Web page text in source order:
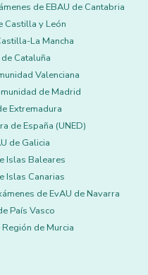
de EBAU de Cantabria
Castilla y León
La Mancha
Cataluña
Valenciana
de Madrid
Extremadura
de España (UNED)
de Galicia
Islas Baleares
Islas Canarias
de EvAU de Navarra
País Vasco
de Murcia